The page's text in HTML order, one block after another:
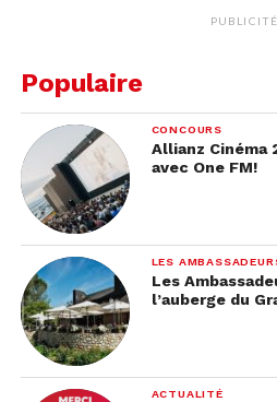
PUBLICITÉ
Populaire
CONCOURS
Allianz Cinéma
avec One FM!
LES
Les
l’auberge du
ACTUALITÉ